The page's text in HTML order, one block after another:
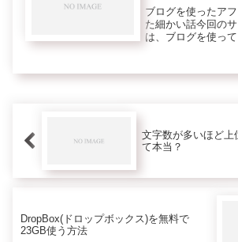
ブログを使ったア
た細かい話今回の
は、ブログを使っ
あなたの成果がぐ
文字数が多いほど上
て本当？
DropBox(ドロップボックス)を無料で
23GB使う方法